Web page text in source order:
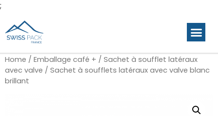
;
Home / Emballage café + / Sachet à soufflet latéraux
avec valve / Sachet à soufflets latéraux avec valve blanc
brillant